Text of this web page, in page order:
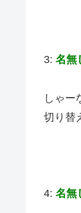
3: 名無
しゃー
切り替
4: 名無